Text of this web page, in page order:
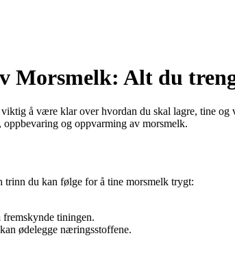
Morsmelk: Alt du
å være klar over hvordan du skal lagre, tine
og oppvarming av morsmelk.
du kan følge for å tine morsmelk trygt:
fremskynde tiningen.
ødelegge næringsstoffene.